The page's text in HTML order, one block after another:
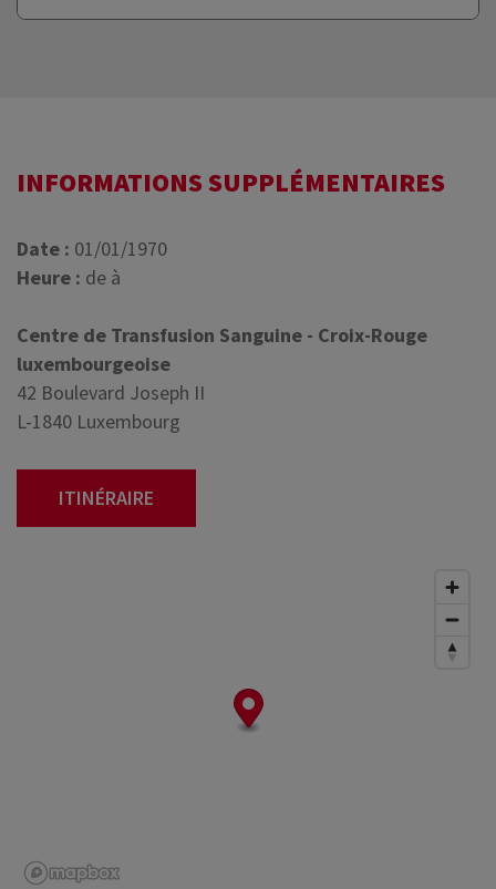
INFORMATIONS SUPPLÉMENTAIRES
Date : 01/01/1970
Heure : de à
Centre de Transfusion Sanguine - Croix-Rouge
luxembourgeoise
42 Boulevard Joseph II
L-1840 Luxembourg
ITINÉRAIRE